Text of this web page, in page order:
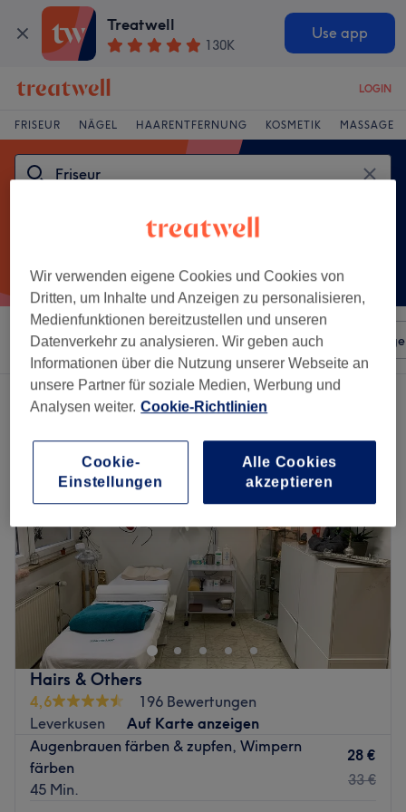
Treatwell
130K
Use app
LOGIN
FRISEUR NÄGEL HAARENTFERNUNG KOSMETIK MASSAGE
Sortieren nach Beliebiger Preis Salons
Hairs & Others
4,6
196 Bewertungen
Leverkusen
Auf Karte anzeigen
Augenbrauen färben & zupfen, Wimpern
färben
45 Min.
28 €
33 €
Wir verwenden eigene Cookies und Cookies von
Dritten, um Inhalte und Anzeigen zu personalisieren,
Medienfunktionen bereitzustellen und unseren
Datenverkehr zu analysieren. Wir geben auch
Informationen über die Nutzung unserer Webseite an
unsere Partner für soziale Medien, Werbung und
Analysen weiter. Cookie-Richtlinien
Cookie-
Einstellungen
Alle Cookies
akzeptieren